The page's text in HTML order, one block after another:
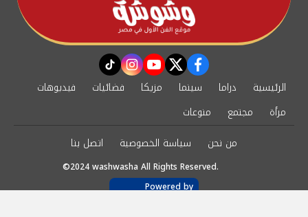
facebook
twitter
youtube
instagram
tiktok
الرئيسية دراما سينما مزيكا فضائيات
فيديوهات
مرأة
مجتمع
منوعات
من نحن
سياسة الخصوصية اتصل بنا
©2024 washwasha All Rights Reserved.
Powered by